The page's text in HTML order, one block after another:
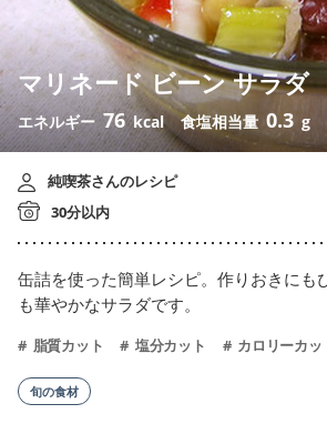
マリネード ビーン サラダ
エネルギー 76 kcal 食塩相当量 0.3 g
純喫茶さんのレシピ
30分以内
缶詰を使った簡単レシピ。作りおきにも
も華やかなサラダです。
脂質カット 塩分カット カロリーカッ
旬の食材